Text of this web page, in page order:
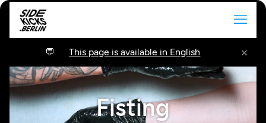
This page is available in English ×
Fisting